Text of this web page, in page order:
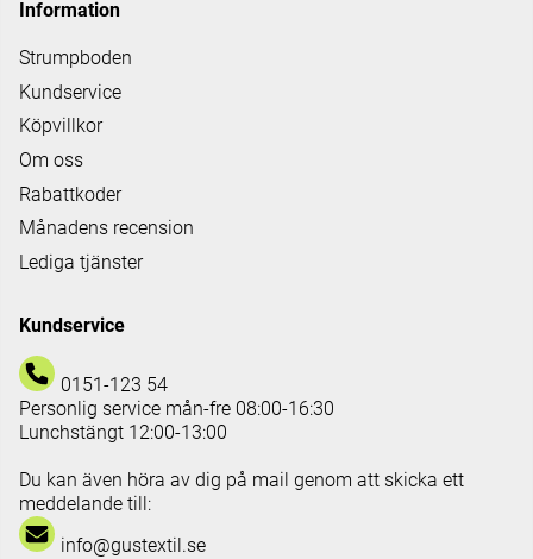
Information
Strumpboden
Kundservice
Köpvillkor
Om oss
Rabattkoder
Månadens recension
Lediga tjänster
Kundservice
0151-123 54
Personlig service mån-fre 08:00-16:30
Lunchstängt 12:00-13:00
Du kan även höra av dig på mail genom att skicka ett
meddelande till:
info@gustextil.se